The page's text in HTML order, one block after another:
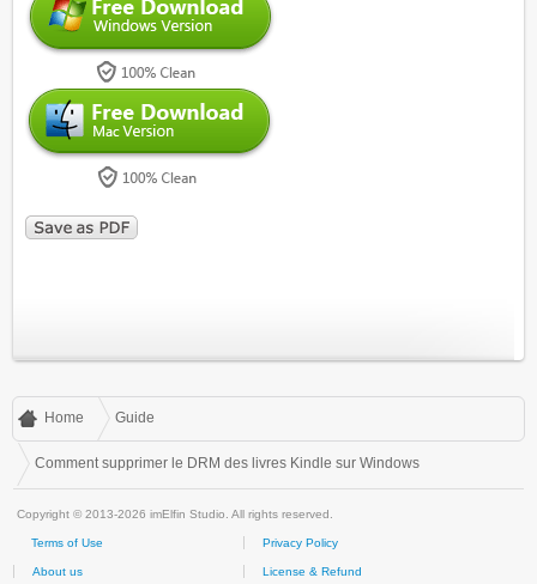
Home Guide
Comment supprimer le DRM des livres Kindle sur Windows
Copyright © 2013-2026 imElfin Studio. All rights reserved.
Terms of Use Privacy Policy
About us License & Refund